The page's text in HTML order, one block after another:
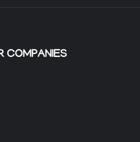
COMPANIES